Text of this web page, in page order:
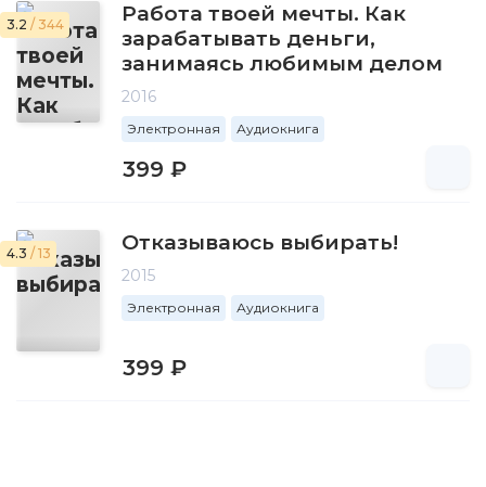
3.2 / 344
Работа твоей мечты. Как
зарабатывать деньги,
занимаясь любимым делом
2016
Электронная Аудиокнига
399 ₽
4.3 / 13 Отказываюсь выбирать!
2015
Электронная Аудиокнига
399 ₽